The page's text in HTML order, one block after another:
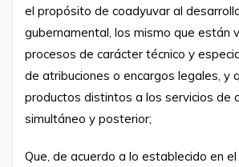
el propósito de coadyuvar al
gubernamental, los mismo que están
procesos de carácter técnico y
de atribuciones o encargos legales, y
productos distintos a los servicios de
simultáneo y posterior;
Que, de acuerdo a lo establecido en